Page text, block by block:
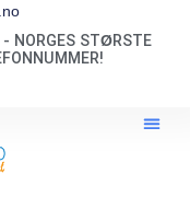
NORGES STØRSTE